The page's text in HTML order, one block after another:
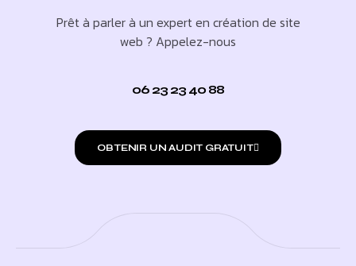
Prêt à parler à un expert en création de site
web ? Appelez-nous
06 23 23 40 88
OBTENIR UN AUDIT GRATUIT